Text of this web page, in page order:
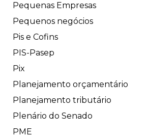
Pequenas Empresas
Pequenos negócios
Pis e Cofins
PIS-Pasep
Pix
Planejamento orçamentário
Planejamento tributário
Plenário do Senado
PME